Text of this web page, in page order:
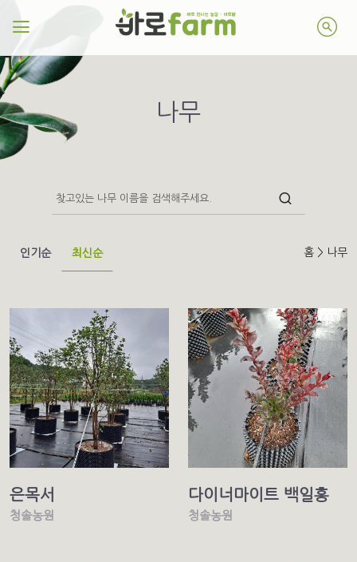
나무
인기순 최신순 홈 > 나무
은목서
청솔농원
다이너마이트 백일홍
청솔농원